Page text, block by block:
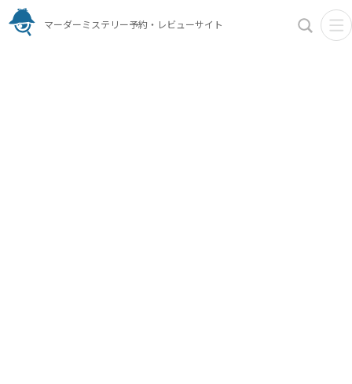
マーダーミステリー予約・レビューサイト